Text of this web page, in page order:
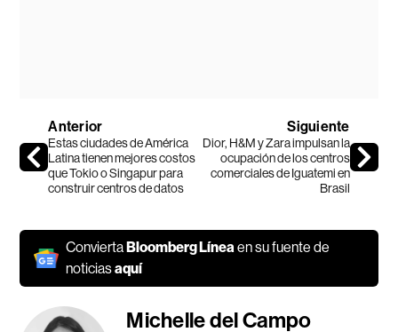
Anterior
Estas ciudades de América
Latina tienen mejores costos
que Tokio o Singapur para
construir centros de datos
Siguiente
Dior, H&M y Zara impulsan la
ocupación de los centros
comerciales de Iguatemi en
Brasil
ConviertaBloomberg Líneaen su fuente de
noticiasaquí
Michelle del Campo